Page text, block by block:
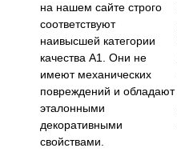
на нашем сайте строго
соответствуют
наивысшей категории
качества А1. Они не
имеют механических
повреждений и обладают
эталонными
декоративными
свойствами.